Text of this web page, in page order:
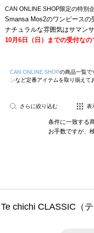
CAN ONLINE SHOP限定の特別企
Smansa Mos2のワンピースの
ナチュラルな雰囲気はサマン
10月6日（日）までの受付な
CAN ONLINE SHOPの商品一覧で
ンなど定番アイテムを取り揃えて
さらに絞り込む 表
条件に一致する
お手数ですが、
Te chichi CLASSIC（